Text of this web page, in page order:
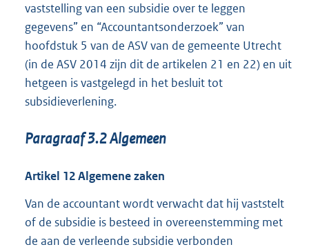
vaststelling van een subsidie over te leggen
gegevens” en “Accountantsonderzoek” van
hoofdstuk 5 van de ASV van de gemeente Utrecht
(in de ASV 2014 zijn dit de artikelen 21 en 22) en uit
hetgeen is vastgelegd in het besluit tot
subsidieverlening.
Paragraaf 3.2Algemeen
Artikel 12Algemene zaken
Van de accountant wordt verwacht dat hij vaststelt
of de subsidie is besteed in overeenstemming met
de aan de verleende subsidie verbonden